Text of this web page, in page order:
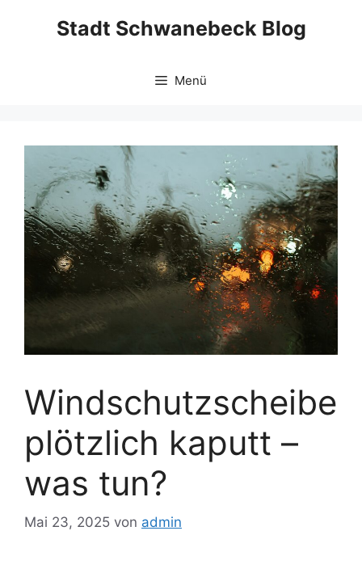
Stadt Schwanebeck Blog
Menü
Windschutzscheibe
plötzlich kaputt –
was tun?
Mai 23, 2025 von admin